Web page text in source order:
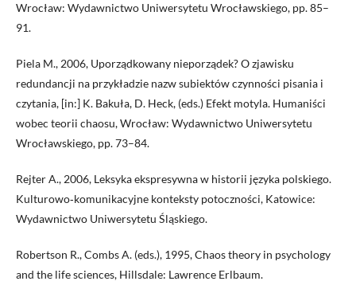
Wrocław: Wydawnictwo Uniwersytetu Wrocławskiego, pp. 85–
91.
Piela M., 2006, Uporządkowany nieporządek? O zjawisku
redundancji na przykładzie nazw subiektów czynności pisania i
czytania, [in:] K. Bakuła, D. Heck, (eds.) Efekt motyla. Humaniści
wobec teorii chaosu, Wrocław: Wydawnictwo Uniwersytetu
Wrocławskiego, pp. 73–84.
Rejter A., 2006, Leksyka ekspresywna w historii języka polskiego.
Kulturowo‑komunikacyjne konteksty potoczności, Katowice:
Wydawnictwo Uniwersytetu Śląskiego.
Robertson R., Combs A. (eds.), 1995, Chaos theory in psychology
and the life sciences, Hillsdale: Lawrence Erlbaum.